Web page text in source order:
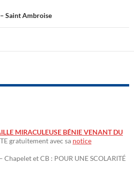
Saint Ambroise
MIRACULEUSE BÉNIE VENANT DU
gratuitement avec sa notice
– Chapelet et CB : POUR UNE SCOLARITÉ